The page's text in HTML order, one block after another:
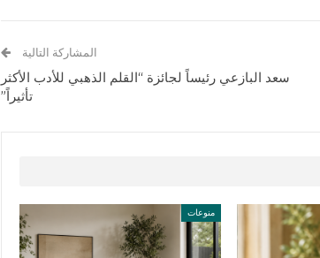
المشاركة التالية
سعد البازعي رئيساً لجائزة “القلم الذهبي للأدب الأكثر
تأثيراً”
منوعات